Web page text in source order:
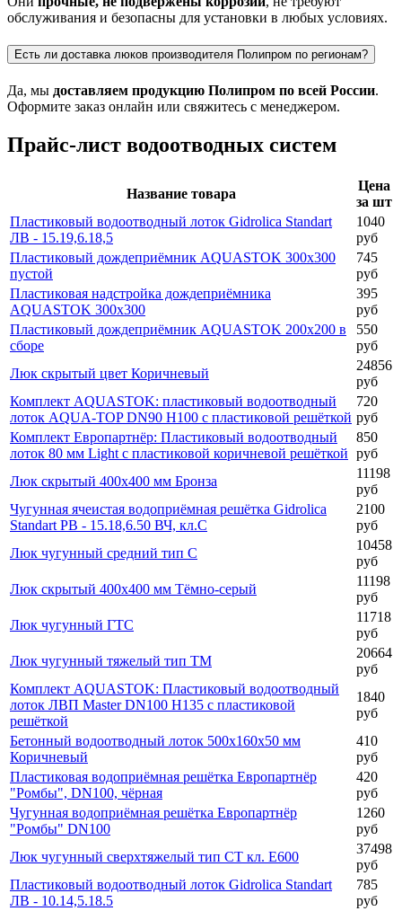
обслуживания и безопасны для установки в любых условиях.
Есть ли доставка люков производителя Полипром по регионам?
Да, мы доставляем продукцию Полипром по всей России.
Оформите заказ онлайн или свяжитесь с менеджером.
Прайс-лист водоотводных систем
Название товара
Цена
за шт
Пластиковый водоотводный лоток Gidrolica Standart
ЛВ - 15.19,6.18,5
1040
руб
Пластиковый дождеприёмник AQUASTOK 300х300
пустой
745
руб
Пластиковая надстройка дождеприёмника
AQUASTOK 300х300
395
руб
Пластиковый дождеприёмник AQUASTOK 200х200 в
сборе
550
руб
Люк скрытый цвет Коричневый
24856
руб
Комплект AQUASTOK: пластиковый водоотводный
лоток AQUA-TOP DN90 H100 с пластиковой решёткой
720
руб
Комплект Европартнёр: Пластиковый водоотводный
лоток 80 мм Light с пластиковой коричневой решёткой
850
руб
Люк скрытый 400х400 мм Бронза
11198
руб
Чугунная ячеистая водоприёмная решётка Gidrolica
Standart РВ - 15.18,6.50 ВЧ, кл.С
2100
руб
Люк чугунный средний тип С
10458
руб
Люк скрытый 400х400 мм Тёмно-серый
11198
руб
Люк чугунный ГТС
11718
руб
Люк чугунный тяжелый тип ТМ
20664
руб
Комплект AQUASTOK: Пластиковый водоотводный
лоток ЛВП Master DN100 H135 с пластиковой
решёткой
1840
руб
Бетонный водоотводный лоток 500х160х50 мм
Коричневый
410
руб
Пластиковая водоприёмная решётка Европартнёр
"Ромбы", DN100, чёрная
420
руб
Чугунная водоприёмная решётка Европартнёр
"Ромбы" DN100
1260
руб
Люк чугунный сверхтяжелый тип СТ кл. Е600
37498
руб
Пластиковый водоотводный лоток Gidrolica Standart
ЛВ - 10.14,5.18.5
785
руб